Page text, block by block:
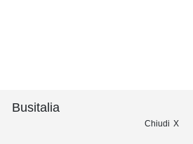
Busitalia
Chiudi